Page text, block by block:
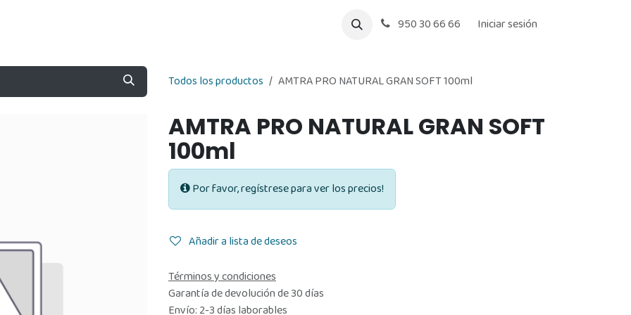
950 30 66 66 Iniciar sesión
Todos los productos AMTRA PRO NATURAL GRAN SOFT 100ml
AMTRA PRO NATURAL GRAN SOFT
100ml
Por favor, regístrese para ver los precios!
Añadir a lista de deseos
Términos y condiciones
Garantía de devolución de 30 días
Envío: 2-3 días laborables